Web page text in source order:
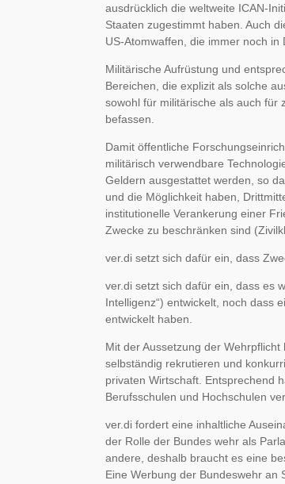
ausdrücklich die weltweite ICAN-
Staaten zugestimmt haben. Auch
US-Atomwaffen, die immer noch in
Militärische Aufrüstung und
Bereichen, die explizit als solche
sowohl für militärische als auch für
befassen.
Damit öffentliche
militärisch verwendbare
Geldern ausgestattet werden, so
und die Möglichkeit haben,
institutionelle Verankerung einer
Zwecke zu beschränken sind
ver.di setzt sich dafür ein, dass
ver.di setzt sich dafür ein, dass es
Intelligenz“) entwickelt, noch dass
entwickelt haben.
Mit der Aussetzung der
selbständig rekrutieren und
privaten Wirtschaft. Entsprechend
Berufsschulen und Hochschulen
ver.di fordert eine inhaltliche
der Rolle der Bundes wehr als
andere, deshalb braucht es eine
Eine Werbung der Bundeswehr an